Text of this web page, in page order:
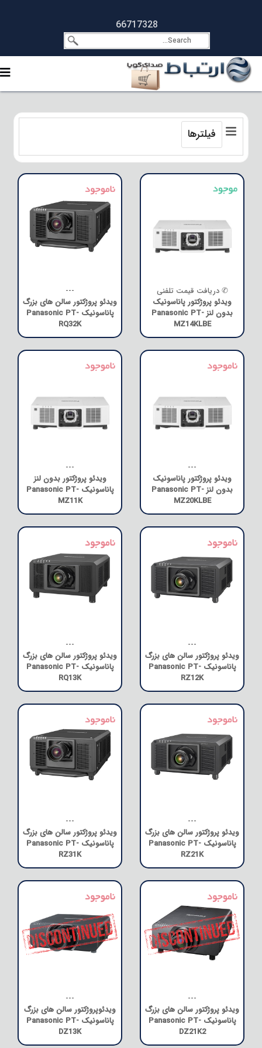
66717328
فیلترها
✆ دریافت قیمت تلفنی
ویدئو پروژکتور پاناسونیک
بدون لنز Panasonic PT-
MZ14KLBE
---
ویدئو پروژکتور سالن های بزرگ
پاناسونیک Panasonic PT-
RQ32K
---
ویدئو پروژکتور پاناسونیک
بدون لنز Panasonic PT-
MZ20KLBE
---
ویدئو پروژکتور بدون لنز
پاناسونیک Panasonic PT-
MZ11K
---
ویدئو پروژکتور سالن های بزرگ
پاناسونیک Panasonic PT-
RZ12K
---
ویدئو پروژکتور سالن های بزرگ
پاناسونیک Panasonic PT-
RQ13K
---
ویدئو پروژکتور سالن های بزرگ
پاناسونیک Panasonic PT-
RZ21K
---
ویدئو پروژکتور سالن های بزرگ
پاناسونیک Panasonic PT-
RZ31K
---
ویدئو پروژکتور سالن های بزرگ
پاناسونیک Panasonic PT-
DZ21K2
---
ویدئوپروژکتور سالن های بزرگ
پاناسونیک Panasonic PT-
DZ13K